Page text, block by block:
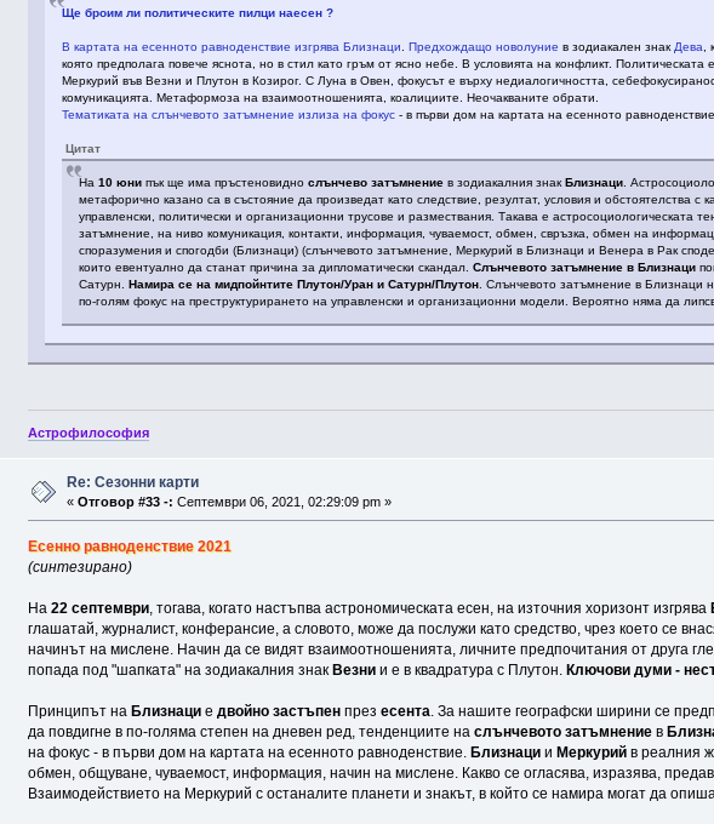
Ще броим ли политическите пилци наесен ?
В картата на есенното равноденствие изгрява Близнаци. Предхождащо новолуние в зодиакален знакДева,
която предполага повече яснота, но в стил като гръм от ясно небе. В условията на конфликт.
Меркурий във Везни и Плутон в Козирог. С Луна в Овен, фокусът е върху недиалогичността,
комуникацията. Метаформоза на взаимоотношенията, коалициите. Неочакваните обрати.
Тематиката на слънчевото затъмнение излиза на фокус- в първи дом на картата на есенното
Цитат
На 10 юнипък ще има пръстеновидно слънчево затъмнениев зодиакалния знакБлизнаци.
метафорично казано са в състояние да произведат като следствие, резултат, условия и обстоятелства
управленски, политически и организационни трусове и размествания. Такава е
затъмнение, на ниво комуникация, контакти, информация, чуваемост, обмен, свръзка, обмен на
споразумения и спогодби (Близнаци) (слънчевото затъмнение, Меркурий в Близнаци и Венера в Рак
които евентуално да станат причина за дипломатически скандал. Слънчевото затъмнение в Близнаци
Сатурн. Намира се на мидпойнтите Плутон/Уран и Сатурн/Плутон. Слънчевото затъмнение в Близнаци
по-голям фокус на преструктурирането на управленски и организационни модели. Вероятно няма да
Астрофилософия
Re: Сезонни карти
«Отговор #33 -: Септември 06, 2021, 02:29:09 pm »
Есенно равноденствие 2021
(синтезирано)
На 22 септември, тогава, когато настъпва астрономическата есен, на източния хоризонт изгрява
глашатай, журналист, конферансие, а словото, може да послужи като средство, чрез което се
начинът на мислене. Начин да се видят взаимоотношенията, личните предпочитания от друга
попада под "шапката" на зодиакалния знак Везнии е в квадратура с Плутон. Ключови думи -
Принципът на Близнацие двойно застъпенпрез есента . За нашите географски ширини се
да повдигне в по-голяма степен на дневен ред, тенденциите на слънчевото затъмнениев
на фокус - в първи дом на картата на есенното равноденствие. Близнации Меркурийв реалния
обмен, общуване, чуваемост, информация, начин на мислене. Какво се огласява, изразява,
Взаимодействието на Меркурий с останалите планети и знакът, в който се намира могат да